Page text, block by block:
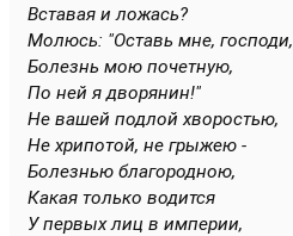
Вставая и ложась?
Молюсь: "Оставь мне, господи,
Болезнь мою почетную,
По ней я дворянин!"
Не вашей подлой хворостью,
Не хрипотой, не грыжею -
Болезнью благородною,
Какая только водится
У первых лиц в империи,